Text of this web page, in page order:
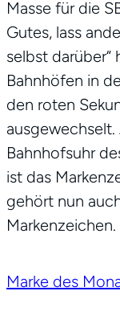
Masse für die
Gutes, lass
selbst
Bahnhöfen in
den roten
ausgewechselt.
Bahnhofsuhr
ist das
gehört nun
Markenzeichen.
Marke des